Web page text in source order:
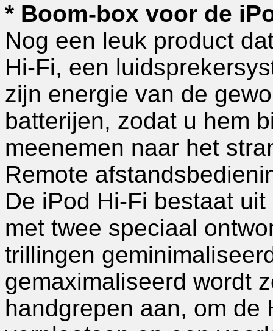
* Boom-box voor de
Nog een leuk product
Hi-Fi, een
zijn energie van de
batterijen, zodat u hem
meenemen naar het
Remote
De iPod Hi-Fi bestaat
met twee speciaal
trillingen
gemaximaliseerd wordt
handgrepen aan, om de